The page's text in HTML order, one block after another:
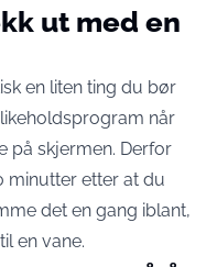
ut med en
en liten ting du bør
når
på skjermen. Derfor
minutter etter at du
det en gang iblant,
en vane.